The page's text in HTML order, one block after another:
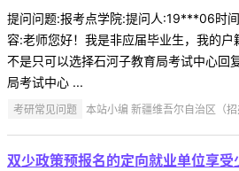
提问问题:报考点学院:提问人:19***06时
容:老师您好！我是非应届毕业生，我的
不是只可以选择石河子教育局考试中心回
局考试中心 ...
考研常见问题 本站小编 新疆维吾尔自治区（
双少政策预报名的定向就业单位享